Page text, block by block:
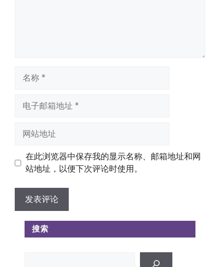
址
址
在此浏览器中保存我的显示名称、邮箱地址和网
站地址，以便下次评论时使用。
搜索